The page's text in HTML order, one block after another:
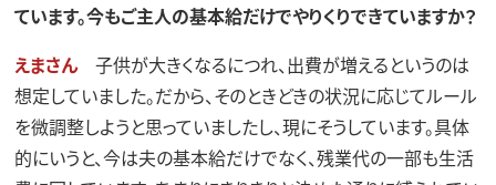
ています。今もご主人の基本給だけでやりくりできていますか？
えまさん子供が大きくなるにつれ、出費が増えるというのは
想定していました。だから、そのときどきの状況に応じてルール
を微調整しようと思っていましたし、現にそうしています。具体
的にいうと、今は夫の基本給だけでなく、残業代の一部も生活